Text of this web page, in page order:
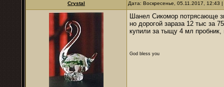
Crystal Дата: Воскресенье, 05.11.2017,
Шанел Сикомор потрясающе
но дорогой зараза 12 тыс за
купили за тыщу 4 мл пробник,
God bless you